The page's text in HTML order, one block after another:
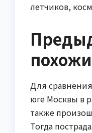
летчиков,
Для
юге Москвы в
также
Тогда